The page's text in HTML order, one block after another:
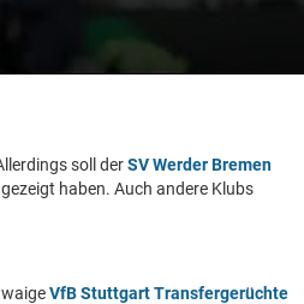
soll derSV Werder Bremen
gezeigt haben. Auch andere Klubs
VfB Stuttgart Transfergerüchte